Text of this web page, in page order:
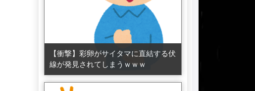
【衝撃】彩卵がサイタマに直結する伏
線が発見されてしまうｗｗｗ